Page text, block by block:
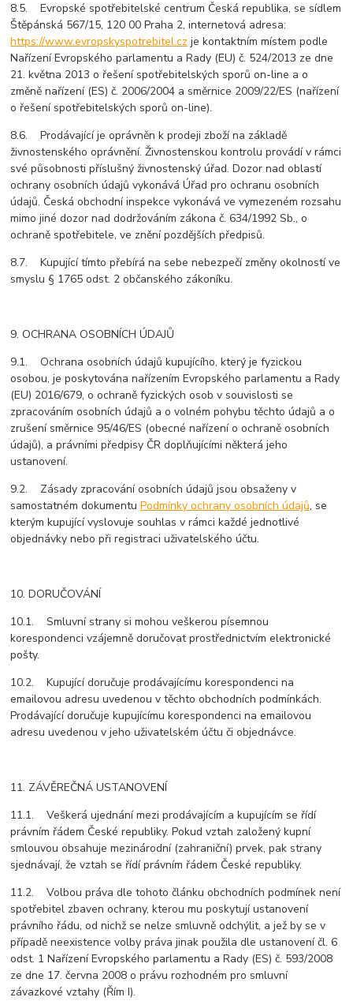
8.5. Evropské spotřebitelské centrum Česká republika, se sídlem
Štěpánská 567/15, 120 00 Praha 2, internetová adresa:
https://www.evropskyspotrebitel.cz je kontaktním místem podle
Nařízení Evropského parlamentu a Rady (EU) č. 524/2013 ze dne
21. května 2013 o řešení spotřebitelských sporů on-line a o
změně nařízení (ES) č. 2006/2004 a směrnice 2009/22/ES (nařízení
o řešení spotřebitelských sporů on-line).
8.6. Prodávající je oprávněn k prodeji zboží na základě
živnostenského oprávnění. Živnostenskou kontrolu provádí v rámci
své působnosti příslušný živnostenský úřad. Dozor nad oblastí
ochrany osobních údajů vykonává Úřad pro ochranu osobních
údajů. Česká obchodní inspekce vykonává ve vymezeném rozsahu
mimo jiné dozor nad dodržováním zákona č. 634/1992 Sb., o
ochraně spotřebitele, ve znění pozdějších předpisů.
8.7. Kupující tímto přebírá na sebe nebezpečí změny okolností ve
smyslu § 1765 odst. 2 občanského zákoníku.
9. OCHRANA OSOBNÍCH ÚDAJŮ
9.1. Ochrana osobních údajů kupujícího, který je fyzickou
osobou, je poskytována nařízením Evropského parlamentu a Rady
(EU) 2016/679, o ochraně fyzických osob v souvislosti se
zpracováním osobních údajů a o volném pohybu těchto údajů a o
zrušení směrnice 95/46/ES (obecné nařízení o ochraně osobních
údajů), a právními předpisy ČR doplňujícími některá jeho
ustanovení.
9.2. Zásady zpracování osobních údajů jsou obsaženy v
samostatném dokumentuPodmínky ochrany osobních údajů, se
kterým kupující vyslovuje souhlas v rámci každé jednotlivé
objednávky nebo při registraci uživatelského účtu.
10. DORUČOVÁNÍ
10.1. Smluvní strany si mohou veškerou písemnou
korespondenci vzájemně doručovat prostřednictvím elektronické
pošty.
10.2. Kupující doručuje prodávajícímu korespondenci na
emailovou adresu uvedenou v těchto obchodních podmínkách.
Prodávající doručuje kupujícímu korespondenci na emailovou
adresu uvedenou v jeho uživatelském účtu či objednávce.
11. ZÁVĚREČNÁ USTANOVENÍ
11.1. Veškerá ujednání mezi prodávajícím a kupujícím se řídí
právním řádem České republiky. Pokud vztah založený kupní
smlouvou obsahuje mezinárodní (zahraniční) prvek, pak strany
sjednávají, že vztah se řídí právním řádem České republiky.
11.2. Volbou práva dle tohoto článku obchodních podmínek není
spotřebitel zbaven ochrany, kterou mu poskytují ustanovení
právního řádu, od nichž se nelze smluvně odchýlit, a jež by se v
případě neexistence volby práva jinak použila dle ustanovení čl. 6
odst. 1 Nařízení Evropského parlamentu a Rady (ES) č. 593/2008
ze dne 17. června 2008 o právu rozhodném pro smluvní
závazkové vztahy (Řím I).